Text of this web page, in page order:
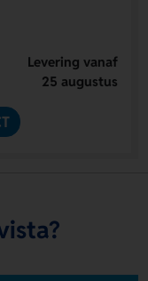
Levering vanaf
25 augustus